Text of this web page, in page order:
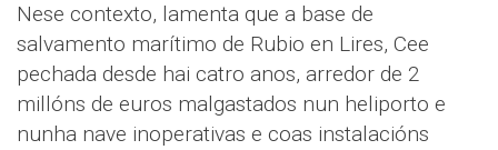
Nese contexto, lamenta que a base de
salvamento marítimo de Rubio en Lires, Cee
pechada desde hai catro anos, arredor de 2
millóns de euros malgastados nun heliporto e
nunha nave inoperativas e coas instalacións